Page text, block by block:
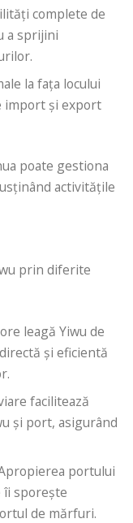
complete de
a sprijini
la fața locului
import și export
poate gestiona
activitățile
prin diferite
leagă Yiwu de
și eficientă
facilitează
și port, asigurând
portului
îi sporește
de mărfuri.